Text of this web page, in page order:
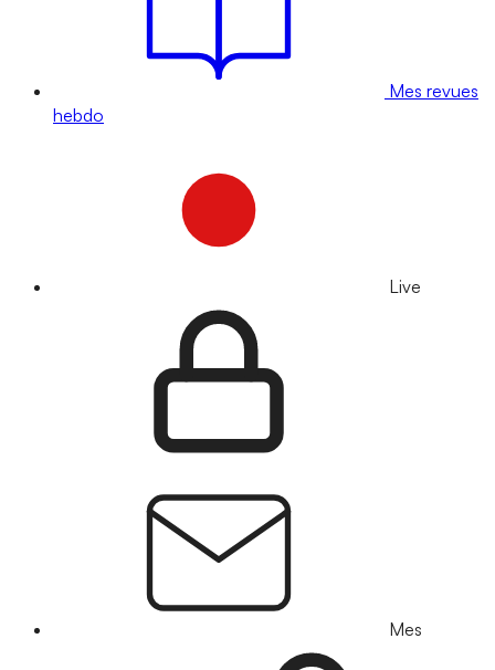
Mes revues
hebdo
Live
Mes